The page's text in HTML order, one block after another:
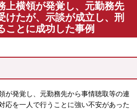
上横領が発覚し、元勤務先
けたが、示談が成立し、刑
ことに成功した事例
が発覚し、元勤務先から事情聴取等の連
応を一人で行うことに強い不安があった